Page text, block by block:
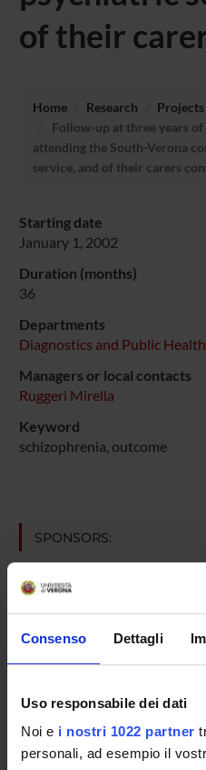
Consenso Dettagli
Uso responsabile dei dati
Noi e i nostri 1022 partner
personali, ad esempio il
of their
Home Research
Projects
Follow-up at three years
attending the South-Verona
service, and of their carers
Starting date
January 1, 2002
Duration (months)
36
Departments
Diagnostics and Public Health
Managers or local contacts
Ruggeri Mirella
Keyword
schizophrenia, outcome
SPONSORS:
Funds:assigned and
Chiara Bonetto
Technical-administrative staff
Doriana Cristofalo